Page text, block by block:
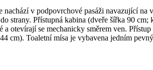
nachází v podpovrchové pasáži navazující
strany. Přístupná kabina (dveře šířka 90
a otevírají se mechanicky směrem ven.
cm). Toaletní mísa je vybavena jedním